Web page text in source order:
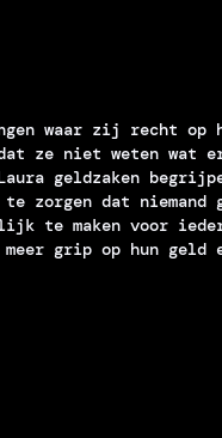
waar zij recht op
ze niet weten wat
geldzaken
zorgen dat niemand
te maken voor
grip op hun geld